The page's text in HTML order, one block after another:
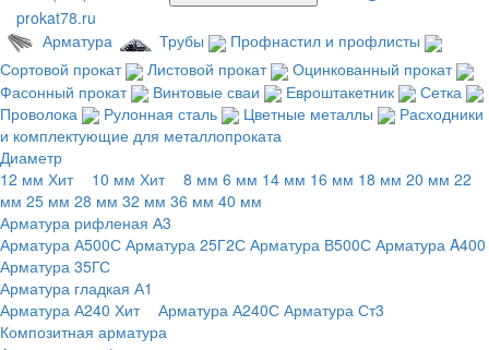
prokat78.ru
Арматура
Трубы
Профнастил и профлисты
Сортовой прокат
Листовой прокат
Оцинкованный прокат
Фасонный прокат
Винтовые сваи Евроштакетник
Сетка
Проволока
Рулонная сталь Цветные металлы
Расходники
и комплектующие для металлопроката
Диаметр
12 мм Хит 10 мм Хит 8 мм 6 мм 14 мм 16 мм 18 мм 20 мм 22
мм 25 мм 28 мм 32 мм 36 мм 40 мм
Арматура рифленая А3
Арматура А500С Арматура 25Г2С Арматура В500С Арматура A400
Арматура 35ГС
Арматура гладкая А1
Арматура А240 Хит Арматура А240С Арматура Ст3
Композитная арматура